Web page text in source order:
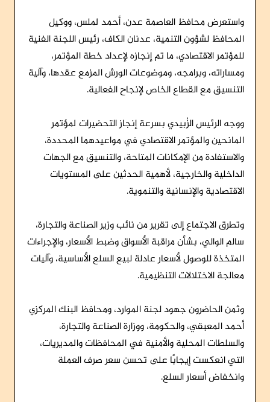
واستعرض محافظ العاصمة عدن، أحمد لملس، ووكيل
المحافظ لشؤون التنمية، عدنان الكاف، رئيس اللجنة الفنية
للمؤتمر الاقتصادي، ما تم إنجازه لإعداد خطة المؤتمر،
ومساراته، وبرامجه، وموضوعات الورش المزمع عقدها، وآلية
التنسيق مع القطاع الخاص لإنجاح الفعالية.
ووجه الرئيس الزُبيدي بسرعة إنجاز التحضيرات لمؤتمر
المانحين والمؤتمر الاقتصادي في مواعيدهما المحددة،
والاستفادة من الإمكانات المتاحة، والتنسيق مع الجهات
الداخلية والخارجية، لأهمية الحدثين على المستويات
الاقتصادية والإنسانية والتنموية.
وتطرق الاجتماع إلى تقرير من نائب وزير الصناعة والتجارة،
سالم الوالي، بشأن مراقبة الأسواق وضبط الأسعار، والإجراءات
المتخذة للوصول لأسعار عادلة لبيع السلع الأساسية، وآليات
معالجة الاختلالات التنظيمية.
وثمن الحاضرون جهود لجنة الموارد، ومحافظ البنك المركزي
أحمد المعبقي، والحكومة، ووزارة الصناعة والتجارة،
والسلطات المحلية والأمنية في المحافظات والمديريات،
التي انعكست إيجابًا على تحسن سعر صرف العملة
وانخفاض أسعار السلع.